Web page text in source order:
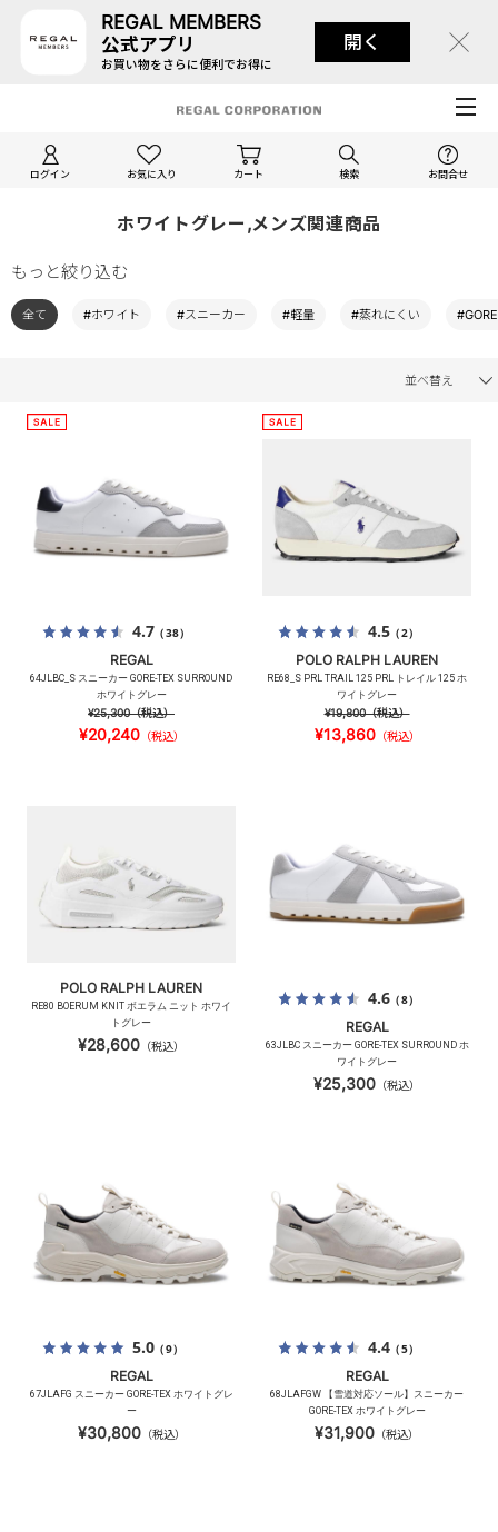
REGAL MEMBERS
公式アプリ
お買い物をさらに便利でお得に
開く
ログイン お気に入り カート 検索 お問合せ
ホワイトグレー,メンズ関連商品
もっと絞り込む
全て #ホワイト #スニーカー #軽量 #蒸れにくい
並べ替え
4.7（38）
REGAL
64JLBC_S スニーカー GORE-TEX SURROUND
ホワイトグレー
¥25,300（税込）
¥20,240（税込）
4.5（2）
POLO RALPH LAUREN
RE68_S PRL TRAIL 125 PRL トレイル 125 ホ
ワイトグレー
¥19,800（税込）
¥13,860（税込）
POLO RALPH LAUREN
RE80 BOERUM KNIT ボエラム ニット ホワイ
トグレー
¥28,600 （税込）
4.6（8）
REGAL
63JLBC スニーカー GORE-TEX SURROUND ホ
ワイトグレー
¥25,300 （税込）
5.0（9）
REGAL
67JLAFG スニーカー GORE-TEX ホワイトグレ
ー
¥30,800（税込）
4.4（5）
REGAL
68JLAFGW 【雪道対応ソール】スニーカー
GORE-TEX ホワイトグレー
¥31,900 （税込）